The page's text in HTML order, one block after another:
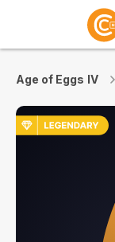
Age of Eggs IV